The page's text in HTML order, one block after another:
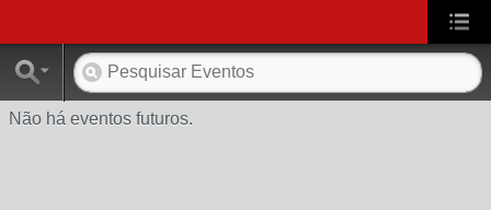
Não há eventos futuros.